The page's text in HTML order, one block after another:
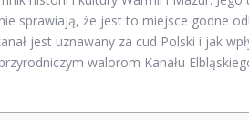
sprawiają, że jest to miejsce godne
jest uznawany za cud Polski i jak
walorom Kanału